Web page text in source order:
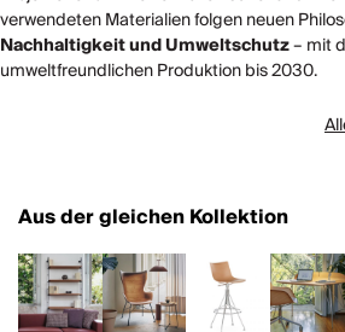
verwendeten Materialien folgen neuen
Nachhaltigkeit und Umweltschutz– mit
umweltfreundlichen Produktion bis 2030.
Aus der gleichen Kollektion